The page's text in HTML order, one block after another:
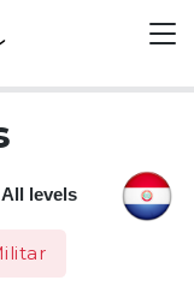
All levels